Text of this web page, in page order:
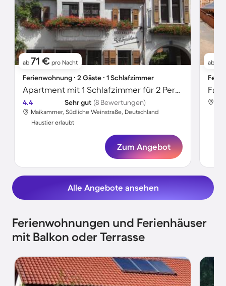
ab 71 € pro Nacht
Ferienwohnung ∙ 2 Gäste ∙ 1 Schlafzimmer
Apartment mit 1 Schlafzimmer für 2 Personen
4.4 Sehr gut (8 Bewertungen)
Maikammer, Südliche Weinstraße, Deutschland
Haustier erlaubt
Zum Angebot
ab
Alle Angebote ansehen
Ferienwohnungen und Ferienhäuser
mit Balkon oder Terrasse